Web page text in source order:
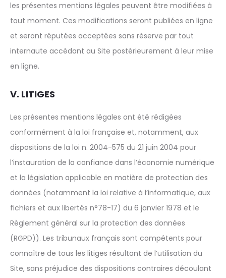
les présentes mentions légales peuvent être modifiées à
tout moment. Ces modifications seront publiées en ligne
et seront réputées acceptées sans réserve par tout
internaute accédant au Site postérieurement à leur mise
en ligne.
V. LITIGES
Les présentes mentions légales ont été rédigées
conformément à la loi française et, notamment, aux
dispositions de la loi n. 2004-575 du 21 juin 2004 pour
l’instauration de la confiance dans l’économie numérique
et la législation applicable en matière de protection des
données (notamment la loi relative à l’informatique, aux
fichiers et aux libertés n°78-17) du 6 janvier 1978 et le
Règlement général sur la protection des données
(RGPD)). Les tribunaux français sont compétents pour
connaître de tous les litiges résultant de l’utilisation du
Site, sans préjudice des dispositions contraires découlant